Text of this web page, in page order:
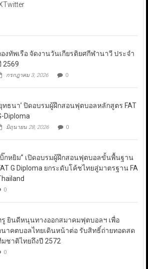
องทัพเรือ จัดงานวันเกียรติยศกีฬานาวี ประจำ
2569
กรกฎาคม 3, 2026 0
ทธนา’ ปิดอบรมผู้ฝึกสอนฟุตบอลหลักสูตร FAT
Diploma
มิถุนายน 28, 2026 0
บิ๊กหยิม” เปิดอบรมผู้ฝึกสอนฟุตบอลขั้นพื้นฐาน
G Diploma ยกระดับโค้ชไทยสู่มาตรฐาน FA
0
รู ยินดีหนุนทางออกสมาคมฟุตบอลฯ เพื่อ
นาคตบอลไทยเดินหน้าต่อ รับสิทธิ์ถ่ายทอดสด
ชาติไทยถึงปี 2572
0